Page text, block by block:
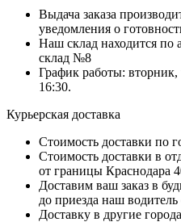
Выдача заказа
уведомления о
Наш склад находится по
склад №8
График работы: вторник,
16:30.
Курьерская доставка
Стоимость доставки по
Стоимость доставки в
от границы Краснодара
Доставим ваш заказ в
до приезда наш
Доставку в другие